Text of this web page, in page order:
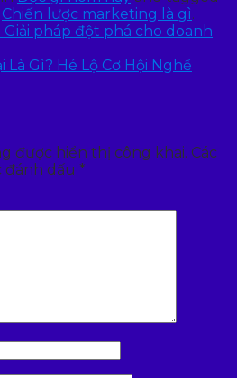
Chiến lược marketing là gì.
pháp đột phá cho doanh
Gì? Hé Lộ Cơ Hội Nghề
được hiển thị công khai. Các
dấu *